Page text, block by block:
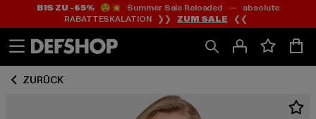
Zum
Inhalt
springen
Zum
Fußzeile
springen
BIS ZU -65%😲💥 Summer Sale Reloaded — absolute
RABATTESKALATION ❯❯ ZUM SALE ❮❮
ZURÜCK